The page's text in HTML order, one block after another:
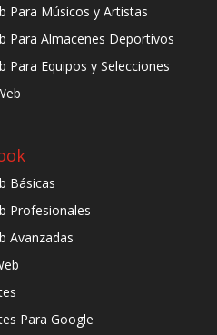
Para Músicos y Artistas
Para Almacenes Deportivos
Para Equipos y Selecciones
Básicas
Profesionales
Avanzadas
Para Google